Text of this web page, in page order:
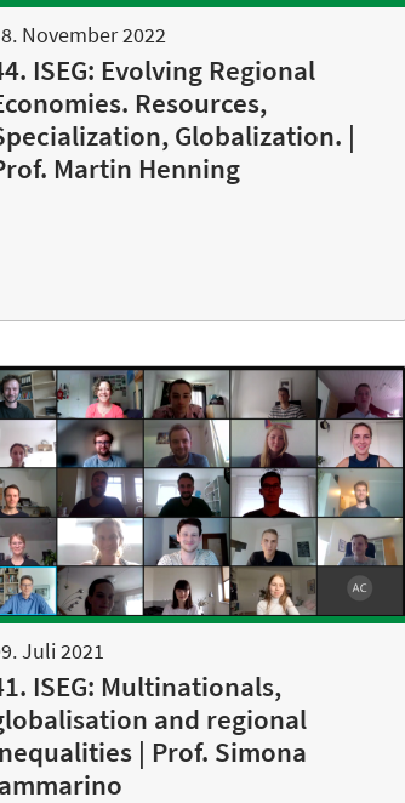
November 2022
ISEG: Evolving Regional
Resources,
Globalization. |
Martin Henning
Juli 2021
ISEG: Multinationals,
and regional
| Prof. Simona